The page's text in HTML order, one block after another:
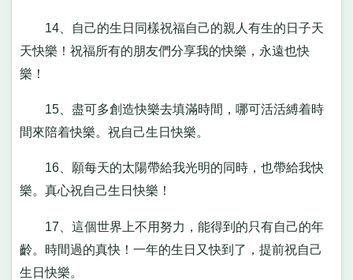
14、自己的生日同樣祝福自己的親人有生的日子天
天快樂！祝福所有的朋友們分享我的快樂，永遠也快
樂！
15、盡可多創造快樂去填滿時間，哪可活活縛着時
間來陪着快樂。祝自己生日快樂。
16、願每天的太陽帶給我光明的同時，也帶給我快
樂。真心祝自己生日快樂！
17、這個世界上不用努力，能得到的只有自己的年
齡。時間過的真快！一年的生日又快到了，提前祝自己
生日快樂。